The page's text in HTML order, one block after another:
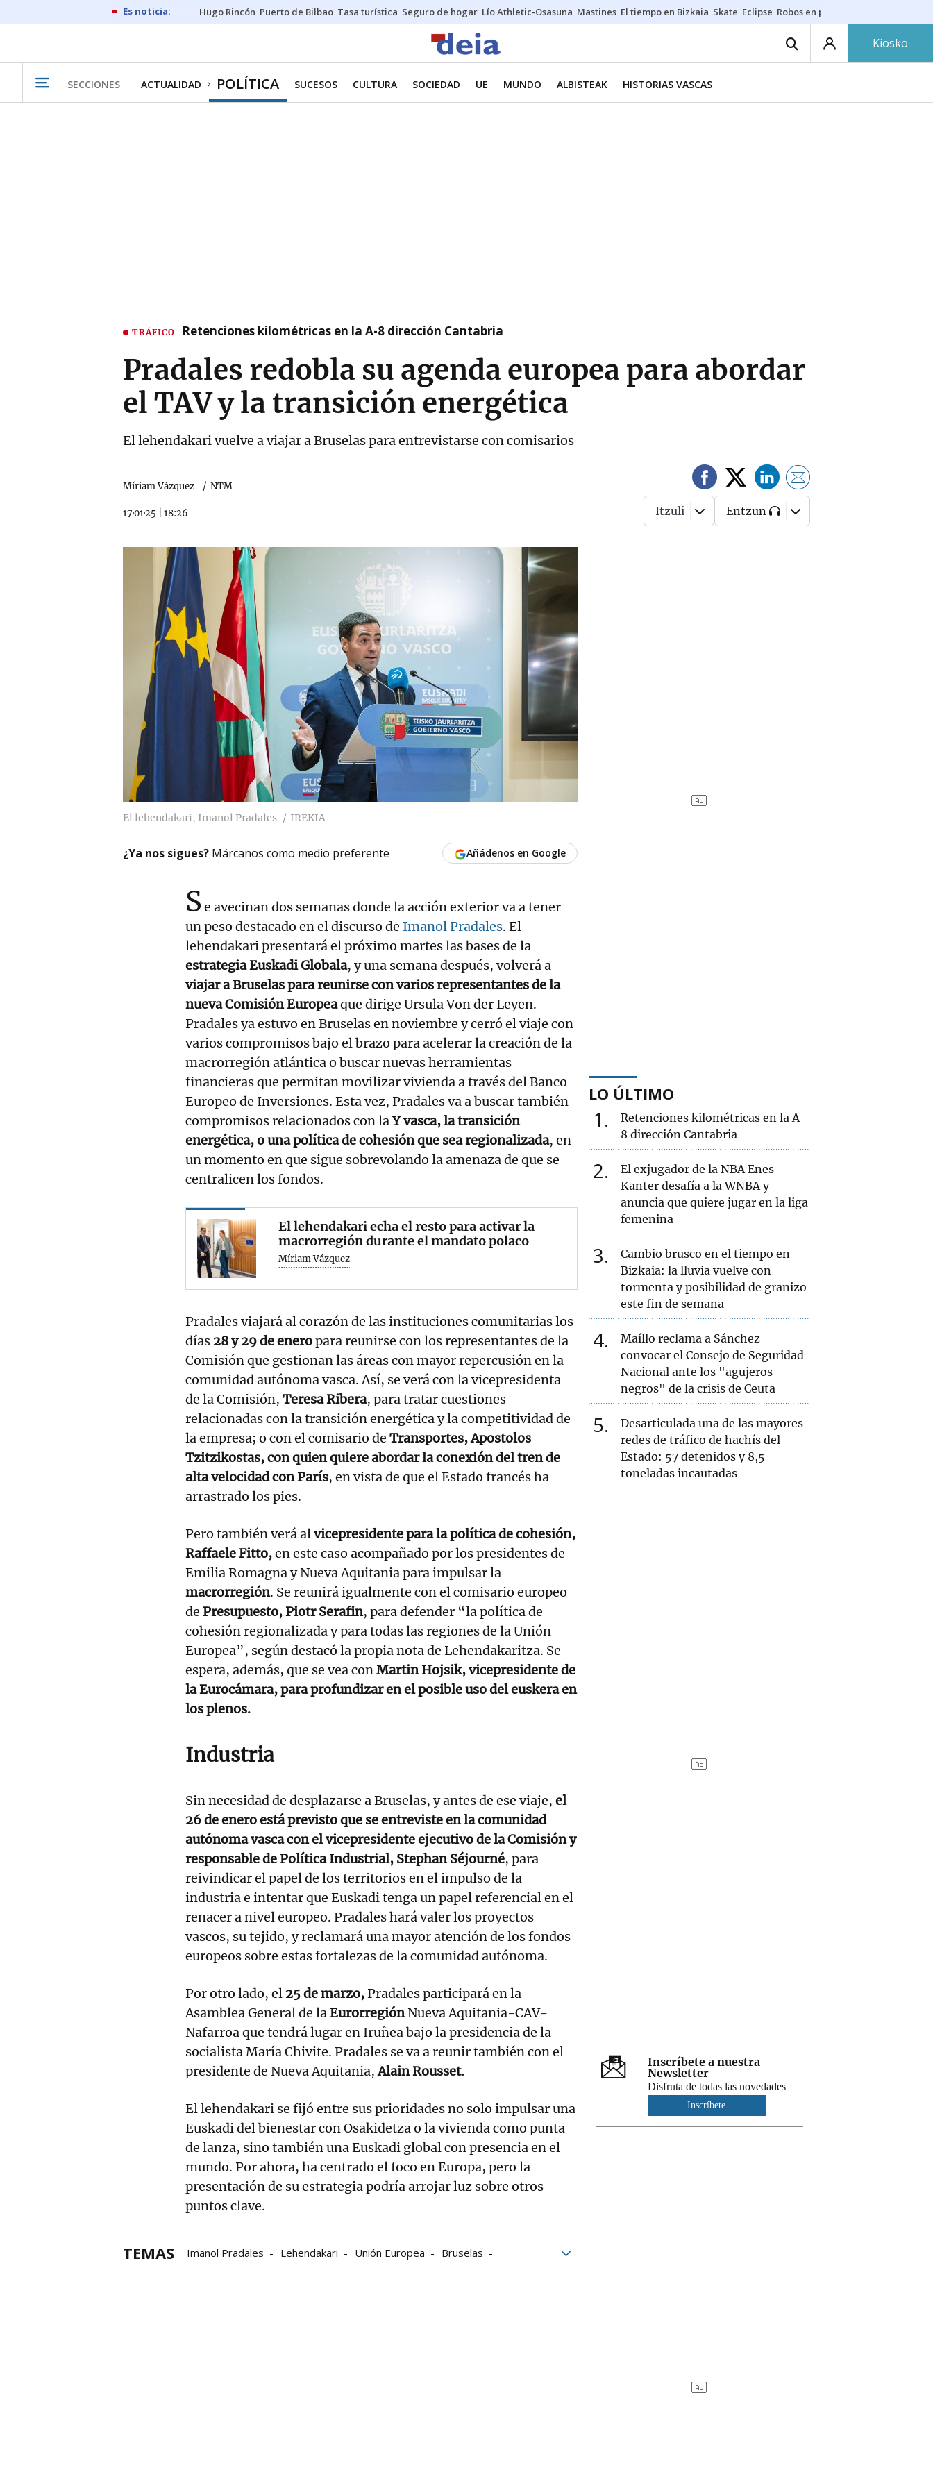
Hugo Rincón Puerto de Bilbao Tasa turística Seguro de hogar Lío Athletic-Osasuna Mastines El tiempo en Bizkaia Skate Eclipse Robos en playas
Kiosko
SECCIONES ACTUALIDAD POLÍTICA SUCESOS CULTURA SOCIEDAD UE MUNDO ALBISTEAK HISTORIAS VASCAS
TRÁFICO Retenciones kilométricas en la A-8 dirección Cantabria
Pradales redobla su agenda europea para abordar
el TAV y la transición energética
El lehendakari vuelve a viajar a Bruselas para entrevistarse con comisarios
Míriam Vázquez NTM
17·01·25 18:26 Itzuli Entzun
El lehendakari, Imanol Pradales IREKIA
¿Ya nos sigues? Márcanos como medio preferente Añádenos en Google
Se avecinan dos semanas donde la acción exterior va a tener
un peso destacado en el discurso de Imanol Pradales. El
lehendakari presentará el próximo martes las bases de la
estrategia Euskadi Globala, y una semana después, volverá a
viajar a Bruselas para reunirse con varios representantes de la
nueva Comisión Europeaque dirige Ursula Von der Leyen.
Pradales ya estuvo en Bruselas en noviembre y cerró el viaje con
varios compromisos bajo el brazo para acelerar la creación de la
macrorregión atlántica o buscar nuevas herramientas
financieras que permitan movilizar vivienda a través del Banco
Europeo de Inversiones. Esta vez, Pradales va a buscar también
compromisos relacionados con laY vasca, la transición
energética, o una política de cohesión que sea regionalizada, en
un momento en que sigue sobrevolando la amenaza de que se
centralicen los fondos.
El lehendakari echa el resto para activar la
macrorregión durante el mandato polaco
Míriam Vázquez
Pradales viajará al corazón de las instituciones comunitarias los
días 28 y 29 de eneropara reunirse con los representantes de la
Comisión que gestionan las áreas con mayor repercusión en la
comunidad autónoma vasca. Así, se verá con la vicepresidenta
de la Comisión, Teresa Ribera, para tratar cuestiones
relacionadas con la transición energética y la competitividad de
la empresa; o con el comisario de Transportes, Apostolos
Tzitzikostas, con quien quiere abordar la conexión del tren de
alta velocidad con París, en vista de que el Estado francés ha
arrastrado los pies.
Pero también verá alvicepresidente para la política de cohesión,
Raffaele Fitto,en este caso acompañado por los presidentes de
Emilia Romagna y Nueva Aquitania para impulsar la
macrorregión. Se reunirá igualmente con el comisario europeo
de Presupuesto, Piotr Serafin, para defender “la política de
cohesión regionalizada y para todas las regiones de la Unión
Europea”, según destacó la propia nota de Lehendakaritza. Se
espera, además, que se vea conMartin Hojsik, vicepresidente de
la Eurocámara, para profundizar en el posible uso del euskera en
los plenos.
Industria
Sin necesidad de desplazarse a Bruselas, y antes de ese viaje, el
26 de enero está previsto que se entreviste en la comunidad
autónoma vasca con el vicepresidente ejecutivo de la Comisión y
responsable de Política Industrial, Stephan Séjourné, para
reivindicar el papel de los territorios en el impulso de la
industria e intentar que Euskadi tenga un papel referencial en el
renacer a nivel europeo. Pradales hará valer los proyectos
vascos, su tejido, y reclamará una mayor atención de los fondos
europeos sobre estas fortalezas de la comunidad autónoma.
Por otro lado, el 25 de marzo,Pradales participará en la
Asamblea General de laEurorregiónNueva Aquitania-CAV-
Nafarroa que tendrá lugar en Iruñea bajo la presidencia de la
socialista María Chivite. Pradales se va a reunir también con el
presidente de Nueva Aquitania,Alain Rousset.
El lehendakari se fijó entre sus prioridades no solo impulsar una
Euskadi del bienestar con Osakidetza o la vivienda como punta
de lanza, sino también una Euskadi global con presencia en el
mundo. Por ahora, ha centrado el foco en Europa, pero la
presentación de su estrategia podría arrojar luz sobre otros
puntos clave.
TEMAS Imanol Pradales Lehendakari Unión Europea
Bruselas
LO ÚLTIMO
1
Retenciones kilométricas en la A-
8 dirección Cantabria
2
El exjugador de la NBA Enes
Kanter desafía a la WNBA y
anuncia que quiere jugar en la liga
femenina
3
Cambio brusco en el tiempo en
Bizkaia: la lluvia vuelve con
tormenta y posibilidad de granizo
este fin de semana
4
Maíllo reclama a Sánchez
convocar el Consejo de Seguridad
Nacional ante los "agujeros
negros" de la crisis de Ceuta
5
Desarticulada una de las mayores
redes de tráfico de hachís del
Estado: 57 detenidos y 8,5
toneladas incautadas
Inscríbete a nuestra
Newsletter
Disfruta de todas las novedades
Inscríbete